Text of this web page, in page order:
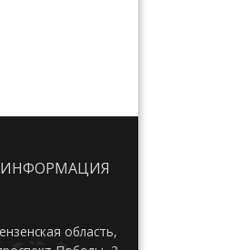
ИНФОРМАЦИЯ
область,